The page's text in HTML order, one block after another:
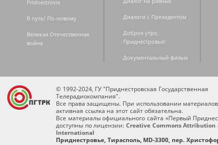
Pridnestrovie
В путь! По-новому
Великая Отечественная
война
Диалоги с Президентом
Доброе утро,
Приднестровье!
Документальный фильм
© 1992-2024, ГУ "Приднестровская Государственная
Телерадиокомпания".
Все права защищены. При использовании
активная ссылка на этот сайт обязательна.
Все материалы официального сайта «Первый
доступны по лицензии: Creative Commons Attribution
International
Приднестровье, Тирасполь, MD-3300, пер.